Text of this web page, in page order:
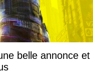
belle annonce et